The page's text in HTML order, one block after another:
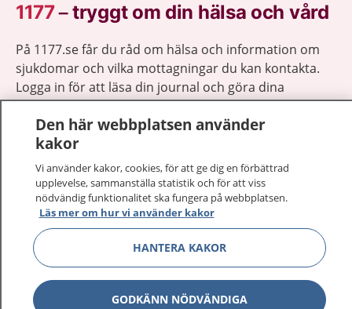
1177–tryggt om din hälsa och vård
På 1177.se får du råd om hälsa och information om
sjukdomar och vilka mottagningar du kan kontakta.
Logga in för att läsa din journal och göra dina
vårdärenden. Ring telefonnummer 1177 för
sjukvårdsrådgivning dygnet runt.
1177 ger dig råd när du vill må bättre.
1177 på flera språk Visa
Om 1177 Visa
Den här webbplatsen använder
kakor
Vi använder kakor, cookies, för att ge dig en förbättrad
upplevelse, sammanställa statistik och för att viss
nödvändig funktionalitet ska fungera på webbplatsen.
Läs mer om hur vi använder kakor
HANTERA KAKOR
GODKÄNN NÖDVÄNDIGA